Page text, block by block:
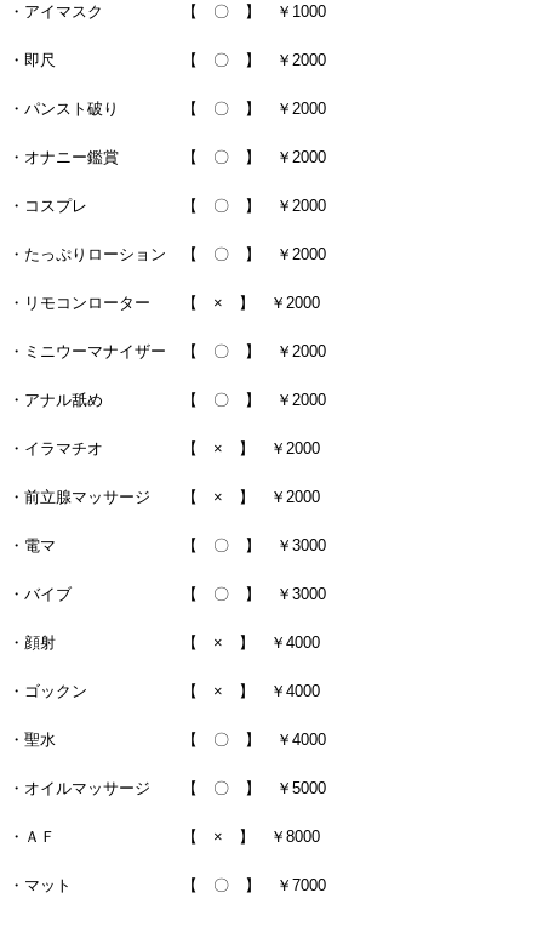
・アイマスク 【 〇 】 ￥1000
・即尺 【 〇 】 ￥2000
・パンスト破り 【 〇 】 ￥2000
・オナニー鑑賞 【 〇 】 ￥2000
・コスプレ 【 〇 】 ￥2000
・たっぷりローション 【 〇 】 ￥2000
・リモコンローター 【 × 】 ￥2000
・ミニウーマナイザー 【 〇 】 ￥2000
・アナル舐め 【 〇 】 ￥2000
・イラマチオ 【 × 】 ￥2000
・前立腺マッサージ 【 × 】 ￥2000
・電マ 【 〇 】 ￥3000
・バイブ 【 〇 】 ￥3000
・顔射 【 × 】 ￥4000
・ゴックン 【 × 】 ￥4000
・聖水 【 〇 】 ￥4000
・オイルマッサージ 【 〇 】 ￥5000
・ＡＦ 【 × 】 ￥8000
・マット 【 〇 】 ￥7000